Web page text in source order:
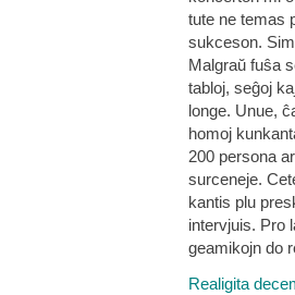
tute ne temas
sukceson.
Malgraŭ fuŝa
tabloj, seĝoj
longe. Unue,
homoj
200 persona
surceneje.
kantis plu
intervjuis. Pro
geamikojn do
Realigita